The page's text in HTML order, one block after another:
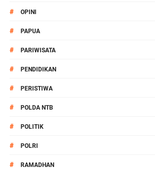
# OPINI
# PAPUA
# PARIWISATA
# PENDIDIKAN
# PERISTIWA
# POLDA NTB
# POLITIK
# POLRI
# RAMADHAN